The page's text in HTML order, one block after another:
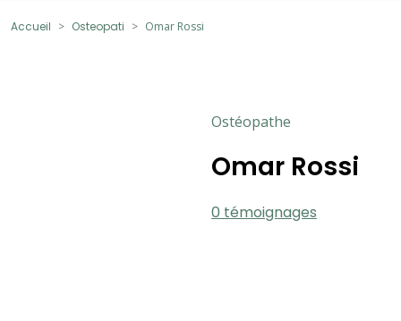
Accueil Osteopati Omar Rossi
Ostéopathe
Omar Rossi
0 témoignages